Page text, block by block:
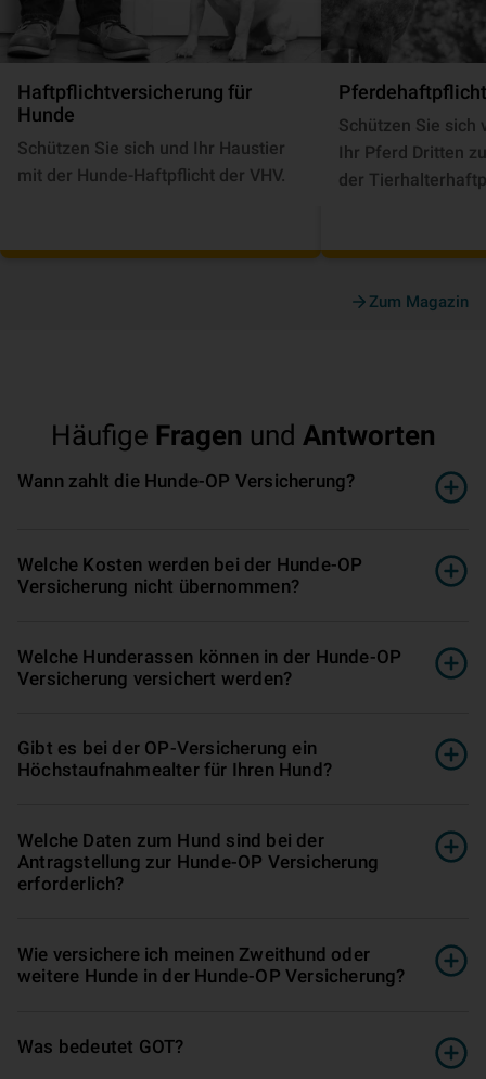
Haft­pflicht­ver­si­che­rung für
Hunde
Schützen Sie sich und Ihr Haustier
mit der Hunde-Haftpflicht der VHV.
Pferde­haft­pflicht
Schützen Sie sich
Ihr Pferd Dritten
der
Zum Magazin
Häufige Fragen und Antworten
Wann zahlt die Hunde-OP Versicherung?
Welche Kosten werden bei der Hunde-OP
Versicherung nicht übernommen?
Welche Hunderassen können in der Hunde-OP
Versicherung versichert werden?
Gibt es bei der OP-Versicherung ein
Höchstaufnahmealter für Ihren Hund?
Welche Daten zum Hund sind bei der
Antragstellung zur Hunde-OP Versicherung
erforderlich?
Wie versichere ich meinen Zweithund oder
weitere Hunde in der Hunde-OP Versicherung?
Was bedeutet GOT?